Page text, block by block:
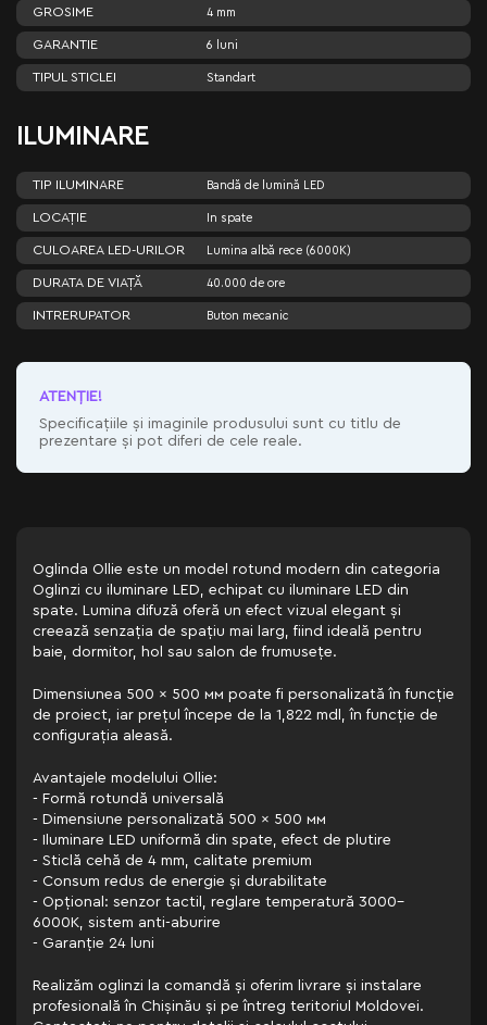
GROSIME 4 mm
GARANTIE 6 luni
TIPUL STICLEI Standart
ILUMINARE
TIP ILUMINARE Bandă de lumină LED
LOCAȚIE In spate
CULOAREA LED-URILOR Lumina albă rece (6000K)
DURATA DE VIAȚĂ 40.000 de ore
INTRERUPATOR Buton mecanic
ATENŢIE!
Specificațiile și imaginile produsului sunt cu titlu de
prezentare și pot diferi de cele reale.
Oglinda Ollie este un model rotund modern din categoria
Oglinzi cu iluminare LED, echipat cu iluminare LED din
spate. Lumina difuză oferă un efect vizual elegant și
creează senzația de spațiu mai larg, fiind ideală pentru
baie, dormitor, hol sau salon de frumusețe.
Dimensiunea 500 × 500 мм poate fi personalizată în funcție
de proiect, iar prețul începe de la 1,822 mdl, în funcție de
configurația aleasă.
Avantajele modelului Ollie:
- Formă rotundă universală
- Dimensiune personalizată 500 × 500 мм
- Iluminare LED uniformă din spate, efect de plutire
- Sticlă cehă de 4 mm, calitate premium
- Consum redus de energie și durabilitate
- Opțional: senzor tactil, reglare temperatură 3000–
6000K, sistem anti-aburire
- Garanție 24 luni
Realizăm oglinzi la comandă și oferim livrare și instalare
profesională în Chișinău și pe întreg teritoriul Moldovei.